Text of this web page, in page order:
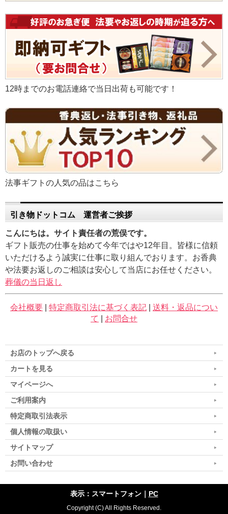
12時までのお電話連絡で当日出荷も可能です！
法事ギフトの人気の品はこちら
引き物ドットコム 運営者ご挨拶
こんにちは。サイト責任者の荒俣です。
ギフト販売の仕事を始めて今年ではや12年目。皆様に信頼
いただけるよう誠実に仕事に取り組んでおります。お香典
や法要お返しのご相談は安心して当店にお任せください。
葬儀の当日返し
会社概要 特定商取引法に基づく表記
送料・返品につい
て
お問合せ
お店のトップへ戻る
カートを見る
マイページへ
ご利用案内
特定商取引法表示
個人情報の取扱い
サイトマップ
お問い合わせ
表示：スマートフォン｜ PC
Copyright (C) All Rights Reserved.